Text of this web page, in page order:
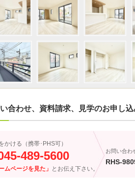
合わせ、資料請求、見学のお申し
かける（携帯･PHS可）
489-5600
ムページを見た」 とお伝え下さい。
お問い合わ
RHS-